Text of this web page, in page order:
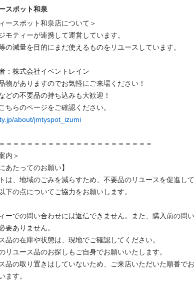
スポット和泉
ースポット和泉店について＞
モティーが連携して運営しています。
の減量を⽬的にまだ使えるものをリユースしています。
：株式会社イベントレイン
物がありますのでお気軽にご来場ください！
どの不要品の持ち込みも大歓迎！
about/jmtyspot_izumi
＝＝＝＝＝＝＝＝＝＝＝＝＝＝＝＝＝＝＝＝＝
内＞
あたってのお願い】
は、地域のごみを減らすため、不要品のリユースを促進して
下の点についてご協力をお願いします。
ーでの問い合わせには返信できません。また、購入前の問い
要ありません。
品の在庫や状態は、現地でご確認してください。
リユース品のお探しもご自身でお願いいたします。
品の取り置きはしていないため、ご来店いただいた順番でお
ます。